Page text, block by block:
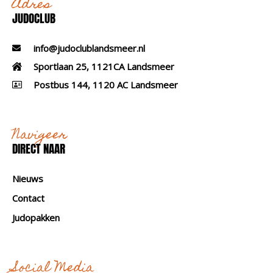
JUDOCLUB
info@judoclublandsmeer.nl
Sportlaan 25, 1121CA Landsmeer
Postbus 144, 1120 AC Landsmeer
Navigeer
DIRECT NAAR
Nieuws
Contact
Judopakken